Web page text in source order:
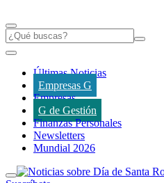
Últimas Noticias
Empresas G
Empresas
G de Gestión
Finanzas Personales
Newsletters
Mundial 2026